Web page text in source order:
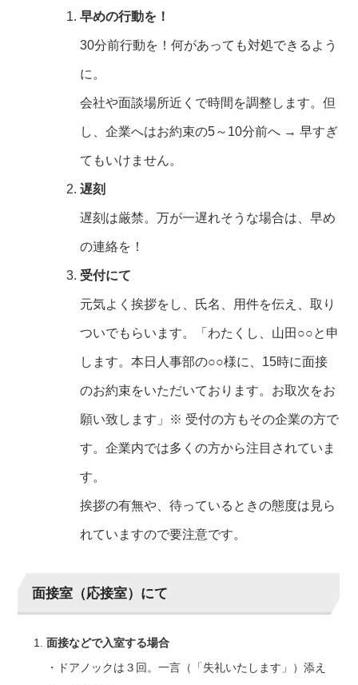
早めの行動を！
30分前行動を！何があっても対処できるよう
に。
会社や面談場所近くで時間を調整します。但
し、企業へはお約束の5～10分前へ → 早すぎ
てもいけません。
遅刻
遅刻は厳禁。万が一遅れそうな場合は、早め
の連絡を！
受付にて
元気よく挨拶をし、氏名、用件を伝え、取り
ついでもらいます。「わたくし、山田○○と申
します。本日人事部の○○様に、15時に面接
のお約束をいただいております。お取次をお
願い致します」※ 受付の方もその企業の方で
す。企業内では多くの方から注目されていま
す。
挨拶の有無や、待っているときの態度は見ら
れていますので要注意です。
面接室（応接室）にて
面接などで入室する場合
・ドアノックは３回。一言（「失礼いたします」）添え